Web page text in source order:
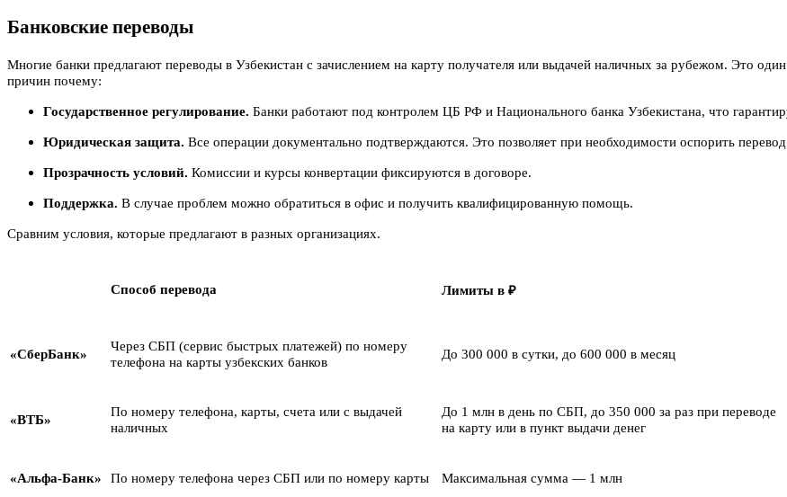
Банковские переводы
Многие банки предлагают переводы в Узбекистан с зачислением на карту получателя или выдачей наличных за рубежом. Это
причин почему:
Государственное регулирование. Банки работают под контролем ЦБ РФ и Национального банка Узбекистана, что
Юридическая защита. Все операции документально подтверждаются. Это позволяет при необходимости оспорить
Прозрачность условий. Комиссии и курсы конвертации фиксируются в договоре.
Поддержка. В случае проблем можно обратиться в офис и получить квалифицированную помощь.
Сравним условия, которые предлагают в разных организациях.
Способ перевода Лимиты в ₽
«СберБанк»
Через СБП (сервис быстрых платежей) по номеру
телефона на карты узбекских банков
До 300 000 в сутки, до 600 000 в месяц
«ВТБ»
По номеру телефона, карты, счета или с выдачей
наличных
До 1 млн в день по СБП, до 350 000 за раз при переводе
на карту или в пункт выдачи денег
«Альфа-Банк» По номеру телефона через СБП или по номеру карты Максимальная сумма — 1 млн